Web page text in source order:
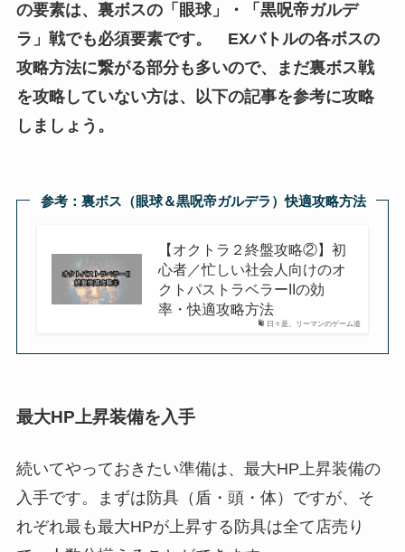
の要素は、裏ボスの「眼球」・「黒呪帝ガルデ
ラ」戦でも必須要素です。 EXバトルの各ボスの
攻略方法に繋がる部分も多いので、まだ裏ボス戦
を攻略していない方は、以下の記事を参考に攻略
しましょう。
参考：裏ボス（眼球＆黒呪帝ガルデラ）快適攻略方法
日々是。リーマンのゲーム道
【オクトラ２終盤攻略②】初
心者／忙しい社会人向けのオ
クトパストラベラーIIの効
率・快適攻略方法
最大HP上昇装備を入手
続いてやっておきたい準備は、最大HP上昇装備の
入手です。まずは防具（盾・頭・体）ですが、そ
れぞれ最も最大HPが上昇する防具は全て店売り